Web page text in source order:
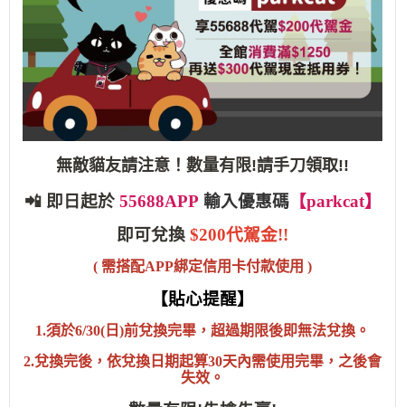
無敵貓友請注意！數量有限!請手刀領取!!
📲 即日起於 55688APP 輸入優惠碼【parkcat】
即可兌換 $200代駕金!!
( 需搭配APP綁定信用卡付款使用 )
【貼心提醒】
1.須於6/30(日)前兌換完畢，超過期限後即無法兌換。
2.兌換完後，依兌換日期起算30天內需使用完畢，之後會
失效。